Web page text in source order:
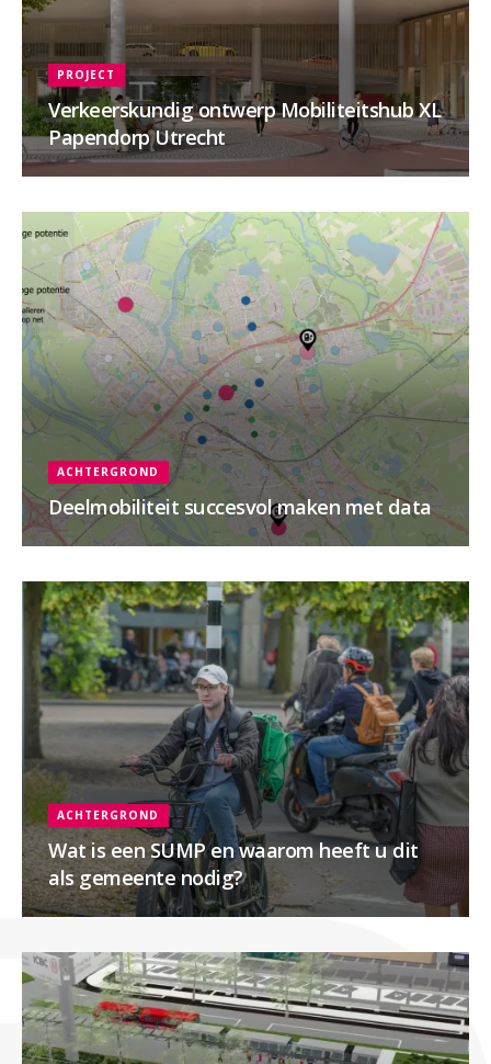
Verkeerskundig ontwerp Mobiliteitshub XL
Papendorp Utrecht
PROJECT
Deelmobiliteit succesvol maken met data
ACHTERGROND
Wat is een SUMP en waarom heeft u dit
als gemeente nodig?
ACHTERGROND